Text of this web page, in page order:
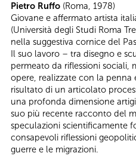
Pietro Ruffo (Roma, 1978)
Giovane e affermato artista
(Università degli Studi Roma
nella suggestiva cornice del
Il suo lavoro – tra disegno e
permeato da riflessioni sociali,
opere, realizzate con la penna
risultato di un articolato
una profonda dimensione
suo più recente racconto del
speculazioni scientificamente
consapevoli riflessioni
guerre e le migrazioni.